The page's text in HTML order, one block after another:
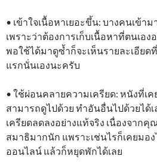
• เข้าใจเนื้อหาเยอะขึ้น: บางคนเข้า
เพราะว่าต้องการเก็บเนื้อหาที่ตนเอ
พอใช้ได้มาดูซ้ำก็จะเห็นรายละเอีย
แรกนั่นเองนะครับ
• ใช้ผ่อนคลายความเครียด: หนังที่เ
สามารถดูไปด้วย ทำอันอื่นไปด้วยได้เ
เครียดลดลงอย่างแท้จริง เนื่องจากคุ
สมาธิมากนัก แพราะเช่นไรก็เคยมอ
ออนไลน์ แล้วก็หยุดพักได้เลย